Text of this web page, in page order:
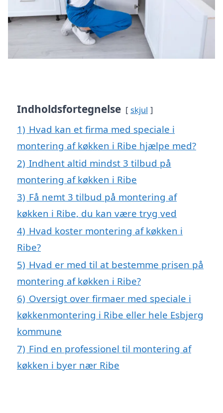
Indholdsfortegnelse skjul
1) Hvad kan et firma med speciale i
montering af køkken i Ribe hjælpe med?
2) Indhent altid mindst 3 tilbud på
montering af køkken i Ribe
3) Få nemt 3 tilbud på montering af
køkken i Ribe, du kan være tryg ved
4) Hvad koster montering af køkken i
Ribe?
5) Hvad er med til at bestemme prisen på
montering af køkken i Ribe?
6) Oversigt over firmaer med speciale i
køkkenmontering i Ribe eller hele Esbjerg
kommune
7) Find en professionel til montering af
køkken i byer nær Ribe